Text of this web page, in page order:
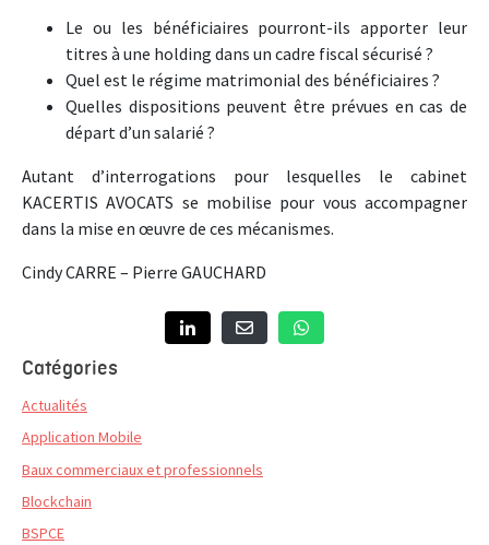
Le ou les bénéficiaires pourront-ils apporter leur
titres à une holding dans un cadre fiscal sécurisé ?
Quel est le régime matrimonial des bénéficiaires ?
Quelles dispositions peuvent être prévues en cas de
départ d’un salarié ?
Autant d’interrogations pour lesquelles le cabinet
KACERTIS AVOCATS se mobilise pour vous accompagner
dans la mise en œuvre de ces mécanismes.
Cindy CARRE – Pierre GAUCHARD
Catégories
Actualités
Application Mobile
Baux commerciaux et professionnels
Blockchain
BSPCE